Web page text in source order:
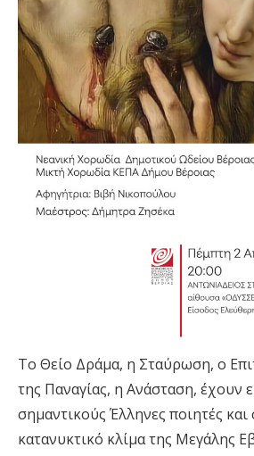
Το Θείο Δράμα, η Σταύρωση, ο
της Παναγίας, η Ανάσταση, έχουν
σημαντικούς Έλληνες ποιητές και
κατανυκτικό κλίμα της Μεγάλης